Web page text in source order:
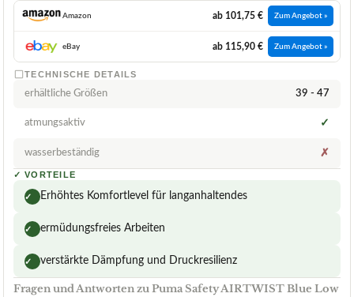
Amazon ab 101,75 € Zum Angebot »
eBay ab 115,90 € Zum Angebot »
TECHNISCHE DETAILS
erhältliche Größen 39 - 47
atmungsaktiv ✓
wasserbeständig ✗
✓ VORTEILE
✓ Erhöhtes Komfortlevel für langanhaltendes
✓ ermüdungsfreies Arbeiten
✓ verstärkte Dämpfung und Druckresilienz
Fragen und Antworten zu Puma Safety AIRTWIST Blue Low